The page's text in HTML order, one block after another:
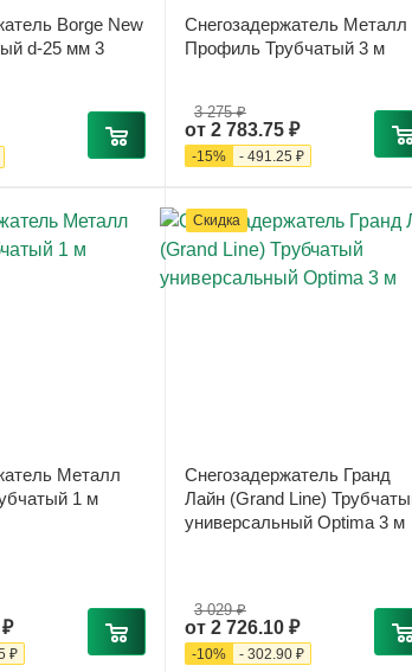
Borge New
d-25 мм 3
Снегозадержатель Металл
Профиль Трубчатый 3 м
от 2 783.75 ₽
3 275 ₽
-15% - 491.25 ₽
Металл
1 м
₽
Скидка
Снегозадержатель Гранд
Лайн (Grand Line)
универсальный Optima 3 м
от 2 726.10 ₽
3 029 ₽
-10% - 302.90 ₽